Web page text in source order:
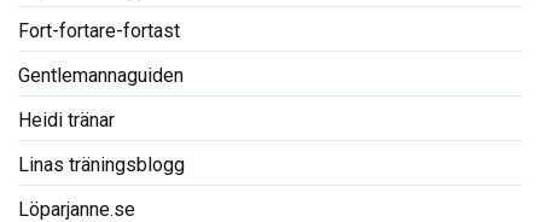
Fort-fortare-fortast
Gentlemannaguiden
Heidi tränar
Linas träningsblogg
Löparjanne.se